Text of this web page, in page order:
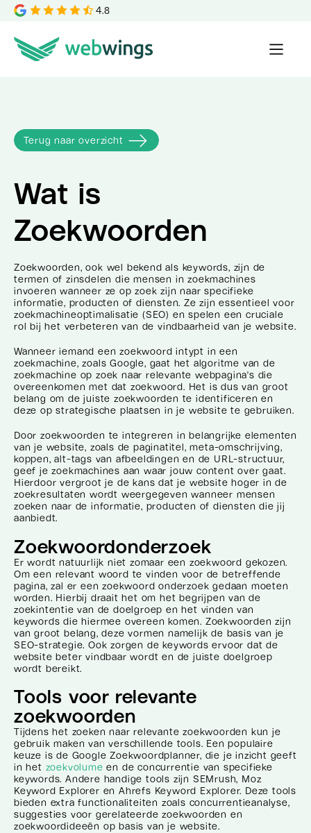
4.8
Terug naar overzicht
Wat is
Zoekwoorden
Zoekwoorden, ook wel bekend als keywords, zijn de
termen of zinsdelen die mensen in zoekmachines
invoeren wanneer ze op zoek zijn naar specifieke
informatie, producten of diensten. Ze zijn essentieel voor
zoekmachineoptimalisatie (SEO) en spelen een cruciale
rol bij het verbeteren van de vindbaarheid van je website.
Wanneer iemand een zoekwoord intypt in een
zoekmachine, zoals Google, gaat het algoritme van de
zoekmachine op zoek naar relevante webpagina's die
overeenkomen met dat zoekwoord. Het is dus van groot
belang om de juiste zoekwoorden te identificeren en
deze op strategische plaatsen in je website te gebruiken.
Door zoekwoorden te integreren in belangrijke elementen
van je website, zoals de paginatitel, meta-omschrijving,
koppen, alt-tags van afbeeldingen en de URL-structuur,
geef je zoekmachines aan waar jouw content over gaat.
Hierdoor vergroot je de kans dat je website hoger in de
zoekresultaten wordt weergegeven wanneer mensen
zoeken naar de informatie, producten of diensten die jij
aanbiedt.
Zoekwoordonderzoek
Er wordt natuurlijk niet zomaar een zoekwoord gekozen.
Om een relevant woord te vinden voor de betreffende
pagina, zal er een zoekwoord onderzoek gedaan moeten
worden. Hierbij draait het om het begrijpen van de
zoekintentie van de doelgroep en het vinden van
keywords die hiermee overeen komen. Zoekwoorden zijn
van groot belang, deze vormen namelijk de basis van je
SEO-strategie. Ook zorgen de keywords ervoor dat de
website beter vindbaar wordt en de juiste doelgroep
wordt bereikt.
Tools voor relevante
zoekwoorden
Tijdens het zoeken naar relevante zoekwoorden kun je
gebruik maken van verschillende tools. Een populaire
keuze is de Google Zoekwoordplanner, die je inzicht geeft
in het zoekvolume en de concurrentie van specifieke
keywords. Andere handige tools zijn SEMrush, Moz
Keyword Explorer en Ahrefs Keyword Explorer. Deze tools
bieden extra functionaliteiten zoals concurrentieanalyse,
suggesties voor gerelateerde zoekwoorden en
zoekwoordideeën op basis van je website.